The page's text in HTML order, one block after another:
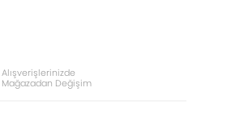
Alışverişlerinizde
Mağazadan Değişim